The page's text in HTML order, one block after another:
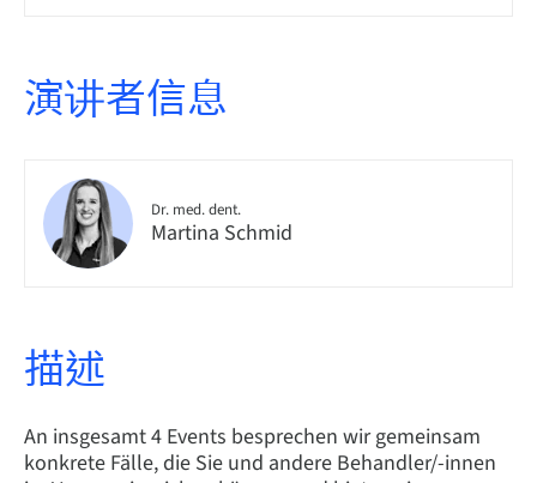
演讲者信息
Dr. med. dent.
Martina Schmid
描述
An insgesamt 4 Events besprechen wir gemeinsam
konkrete Fälle, die Sie und andere Behandler/-innen